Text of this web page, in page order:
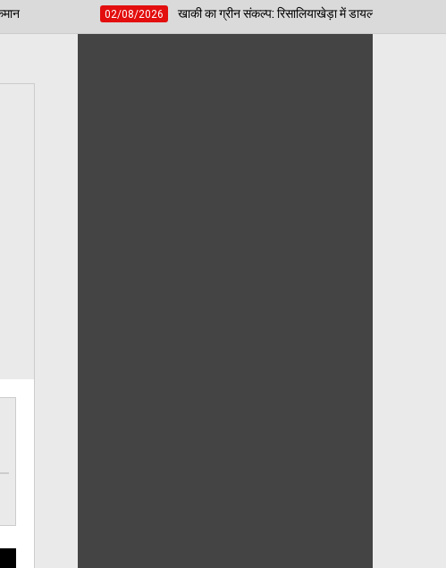
02/08/2026 खाकी का ग्रीन संकल्प: रिसालियाखेड़ा में डायल-112 की टीम ने रोपे पौधे, लिया